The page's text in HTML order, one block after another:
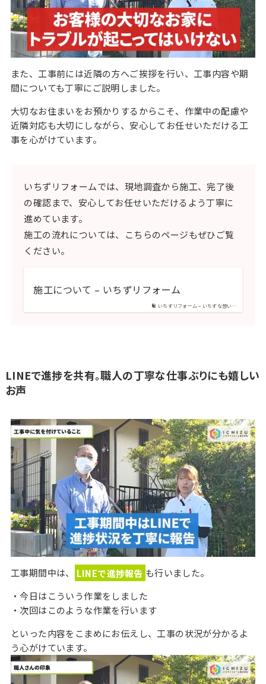
また、工事前には近隣の方へご挨拶を行い、工事内容や期
間についても丁寧にご説明しました。
大切なお住まいをお預かりするからこそ、作業中の配慮や
近隣対応も大切にしながら、安心してお任せいただける工
事を心がけています。
いちずリフォームでは、現地調査から施工、完了後
の確認まで、安心してお任せいただけるよう丁寧に
進めています。
施工の流れについては、こちらのページもぜひご覧
ください。
いちずリフォーム – いちずな想い…
施工について – いちずリフォーム
LINEで進捗を共有。職人の丁寧な仕事ぶりにも嬉しい
お声
工事期間中は、 LINEで進捗報告 も行いました。
・今日はこういう作業をしました
・次回はこのような作業を行います
といった内容をこまめにお伝えし、工事の状況が分かるよ
う心がけています。